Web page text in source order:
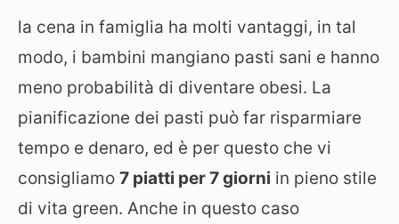
la cena in famiglia ha molti vantaggi, in tal
modo, i bambini mangiano pasti sani e hanno
meno probabilità di diventare obesi. La
pianificazione dei pasti può far risparmiare
tempo e denaro, ed è per questo che vi
consigliamo 7 piatti per 7 giorni in pieno stile
di vita green. Anche in questo caso